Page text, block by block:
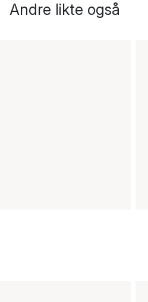
Andre likte også